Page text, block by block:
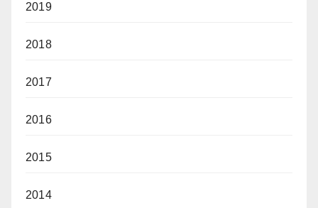
2019
2018
2017
2016
2015
2014